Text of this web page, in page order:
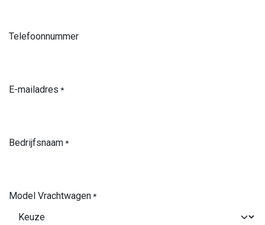
Telefoonnummer
E-mailadres *
Bedrijfsnaam*
Model Vrachtwagen*